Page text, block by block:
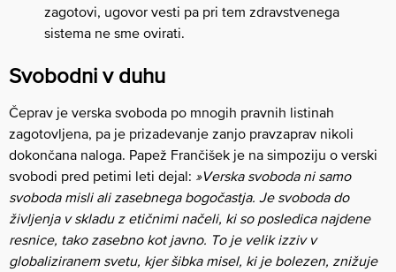
zagotovi, ugovor vesti pa pri tem zdravstvenega
sistema ne sme ovirati.
Svobodni v duhu
Čeprav je verska svoboda po mnogih pravnih listinah
zagotovljena, pa je prizadevanje zanjo pravzaprav nikoli
dokončana naloga. Papež Frančišek je na simpoziju o verski
svobodi pred petimi leti dejal: »Verska svoboda ni samo
svoboda misli ali zasebnega bogočastja. Je svoboda do
življenja v skladu z etičnimi načeli, ki so posledica najdene
resnice, tako zasebno kot javno. To je velik izziv v
globaliziranem svetu, kjer šibka misel, ki je bolezen, znižuje